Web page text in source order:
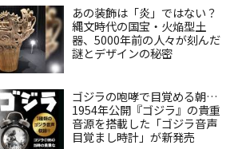
あの装飾は「炎」ではない？
縄文時代の国宝・火焔型土
器、5000年前の人々が刻んだ
謎とデザインの秘密
ゴジラの咆哮で目覚める朝…
1954年公開『ゴジラ』の貴重
音源を搭載した「ゴジラ音声
目覚まし時計」が新発売